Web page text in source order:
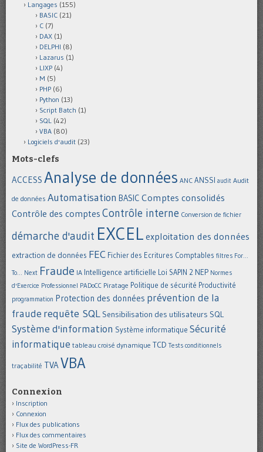
Langages (155)
BASIC (21)
C (7)
DAX (1)
DELPHI (8)
Lazarus (1)
LIXP (4)
M (5)
PHP (6)
Python (13)
Script Batch (1)
SQL (42)
VBA (80)
Logiciels d'audit (23)
Mots-clefs
ACCESS Analyse de données ANC ANSSI audit Audit
de données Automatisation BASIC Comptes consolidés
Contrôle des comptes Contrôle interne Conversion de fichier
démarche d'audit EXCEL exploitation des données
extraction de données FEC Fichier des Ecritures Comptables filtres For...
To... Next Fraude IA Intelligence artificielle Loi SAPIN 2 NEP Normes
d'Exercice Professionnel PADoCC Piratage Politique de sécurité Productivité
programmation Protection des données prévention de la
fraude requête SQL Sensibilisation des utilisateurs SQL
Système d'information Système informatique Sécurité
informatique tableau croisé dynamique TCD Tests conditionnels
traçabilité TVAVBA
Connexion
Inscription
Connexion
Flux des publications
Flux des commentaires
Site de WordPress-FR